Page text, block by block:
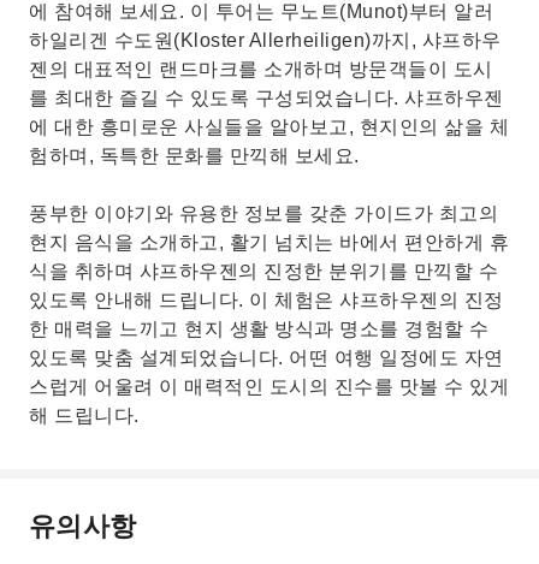
에 참여해 보세요. 이 투어는 무노트(Munot)부터 알러
하일리겐 수도원(Kloster Allerheiligen)까지, 샤프하우
젠의 대표적인 랜드마크를 소개하며 방문객들이 도시
를 최대한 즐길 수 있도록 구성되었습니다. 샤프하우젠
에 대한 흥미로운 사실들을 알아보고, 현지인의 삶을 체
험하며, 독특한 문화를 만끽해 보세요.
풍부한 이야기와 유용한 정보를 갖춘 가이드가 최고의
현지 음식을 소개하고, 활기 넘치는 바에서 편안하게 휴
식을 취하며 샤프하우젠의 진정한 분위기를 만끽할 수
있도록 안내해 드립니다. 이 체험은 샤프하우젠의 진정
한 매력을 느끼고 현지 생활 방식과 명소를 경험할 수
있도록 맞춤 설계되었습니다. 어떤 여행 일정에도 자연
스럽게 어울려 이 매력적인 도시의 진수를 맛볼 수 있게
해 드립니다.
유의사항